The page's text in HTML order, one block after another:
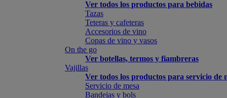
Ver todos los productos para bebidas
Tazas
Teteras y cafeteras
Accesorios de vino
Copas de vino y vasos
On the go
Ver botellas, termos y fiambreras
Vajillas
Ver todos los productos para servicio de
Servicio de mesa
Bandejas y bols